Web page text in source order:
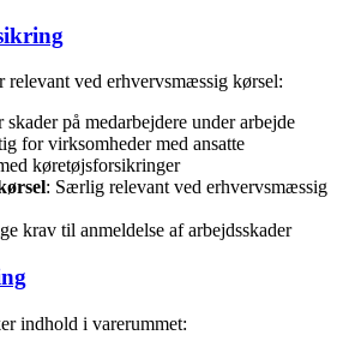
relevant ved erhvervsmæssig kørsel:
på medarbejdere under arbejde
for virksomheder med ansatte
køretøjsforsikringer
: Særlig relevant ved erhvervsmæssig
krav til anmeldelse af arbejdsskader
indhold i varerummet: